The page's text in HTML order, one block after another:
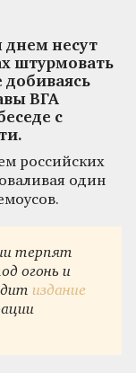
днем несут
штурмовать
добиваясь
ВГА
с
российских
один
терпят
огонь и
издание